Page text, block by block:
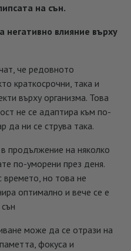
на сън.
негативно влияние върху
че редовното
краткосрочни, така и
върху организма. Това
не се адаптира към по-
да ни се струва така.
продължение на няколко
по-уморени през деня.
времето, но това не
оптимално и вече се е
може да се отрази на
фокуса и